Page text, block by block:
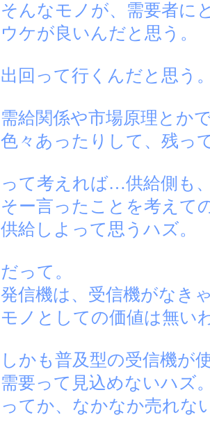
そんなモノが、需要者に
ウケが良いんだと思う。
出回って行くんだと思う
需給関係や市場原理とか
色々あったりして、残っ
って考えれば…供給側も
そー言ったことを考えて
供給しよって思うハズ。
だって。
発信機は、受信機がなき
モノとしての価値は無い
しかも普及型の受信機が
需要って見込めないハズ
ってか、なかなか売れな